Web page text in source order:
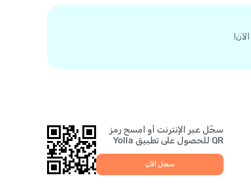
سجّل عبر الإنترنت أو امسح رمز
QR للحصول على تطبيق Yolla
سجل الآن